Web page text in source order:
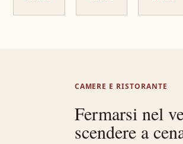
CAMERE E RISTORANTE
Fermarsi nel
scendere a